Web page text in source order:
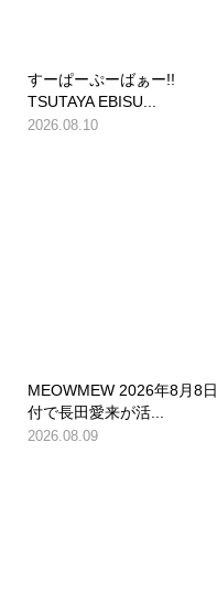
すーぱーぷーばぁー!!
TSUTAYA EBISU...
2026.08.10
MEOWMEW 2026年8月8日
付で長田愛来が活...
2026.08.09